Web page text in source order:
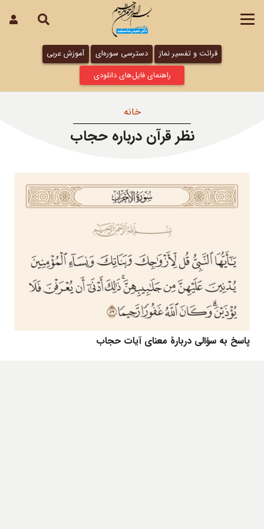
قرائت و تفسیر نماز دسترسی سوره‌ای
آموزش عربی
راهنمای فایل‌های دانلودی
خانه
نظر قرآن درباره حجاب
پاسخ به سؤالی دربارۀ معنای آیات حجاب